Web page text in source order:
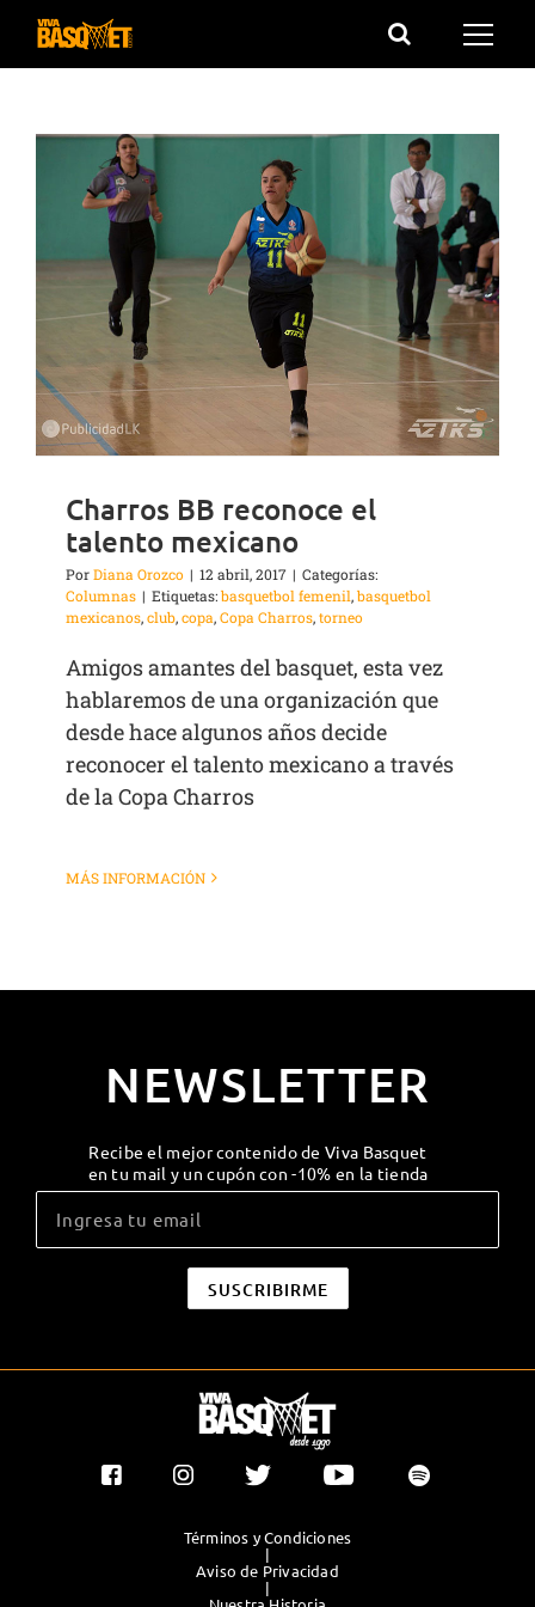
Saltar
Charros BB reconoce el
talento mexicano
PorDiana Orozco | 12 abril, 2017 | Categorías:
Columnas | Etiquetas:basquetbol femenil,basquetbol
mexicanos,club,copa,Copa Charros,torneo
Amigos amantes del basquet, esta vez
hablaremos de una organización que
desde hace algunos años decide
reconocer el talento mexicano a través
de la Copa Charros
MÁS INFORMACIÓN
NEWSLETTER
Recibe el mejor contenido de Viva Basquet
en tu mail y un cupón con -10% en la tienda
Términos y Condiciones
|
Aviso de Privacidad
|